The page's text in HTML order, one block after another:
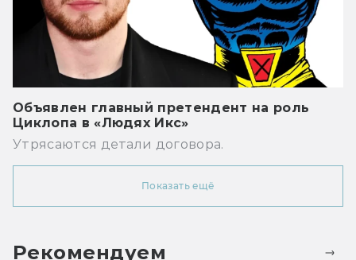
Объявлен главный претендент на роль
Циклопа в «Людях Икс»
Утрясаются детали договора.
Показать ещё
Рекомендуем